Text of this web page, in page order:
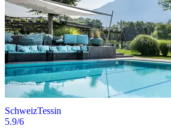
SchweizTessin
5.9/6